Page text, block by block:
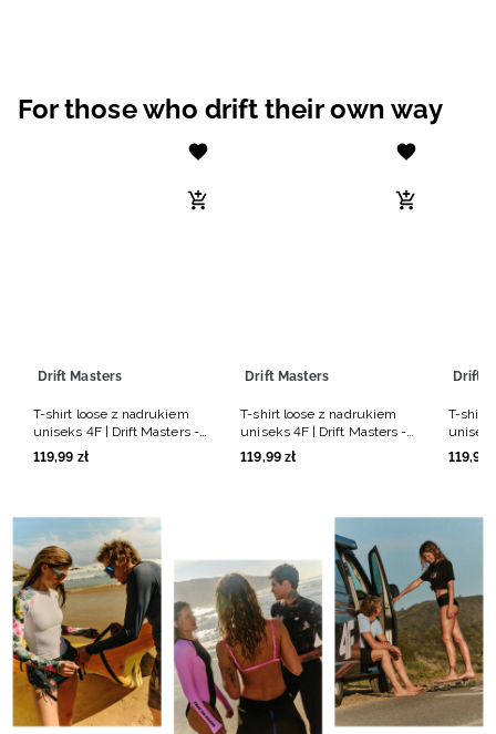
For those who drift their own way
Drift Masters
T-shirt loose z nadrukiem
uniseks 4F | Drift Masters -
biały
119,99 zł
Drift Masters
T-shirt loose z nadrukiem
uniseks 4F | Drift Masters -
czarny
119,99 zł
Drift
T-shirt
czarny
119,99